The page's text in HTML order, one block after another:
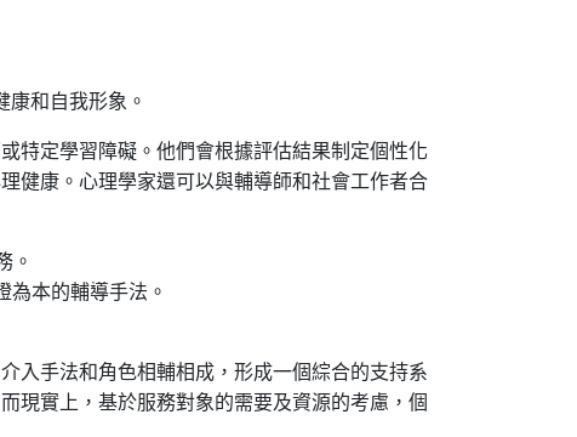
和自我形象。
特定學習障礙。他們會根據評估結果制定個性化
健康。心理學家還可以與輔導師和社會工作者合
。
本的輔導手法。
入手法和角色相輔相成，形成一個綜合的支持系
現實上，基於服務對象的需要及資源的考慮，個